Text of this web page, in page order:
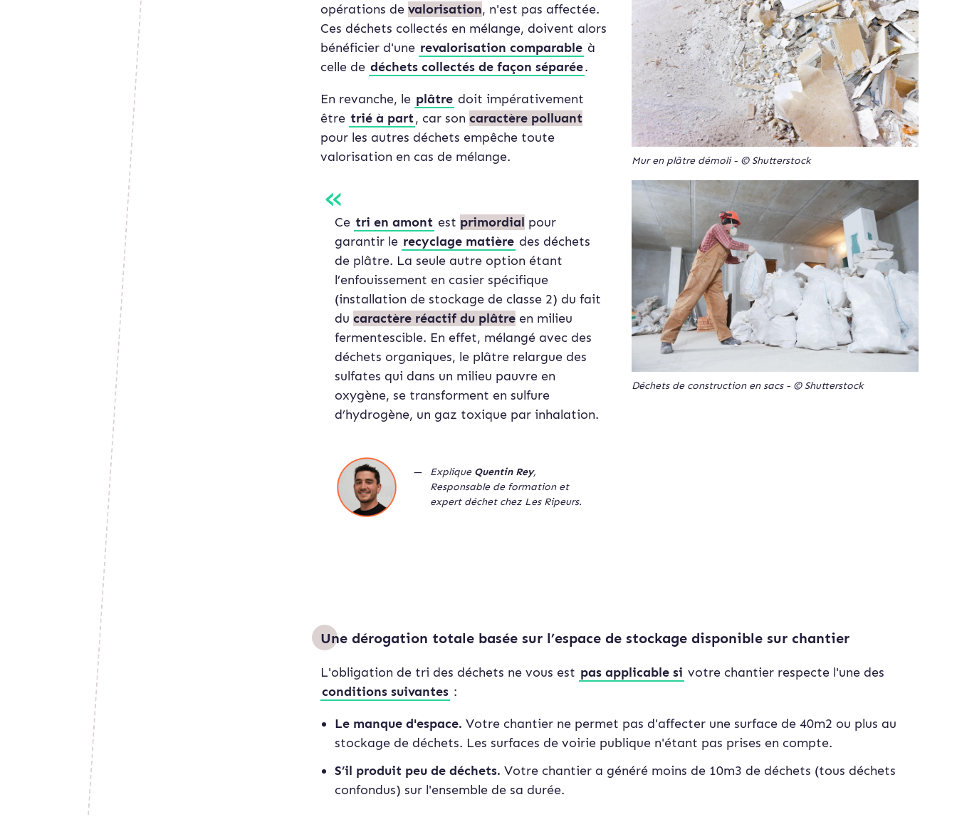
opérations de valorisation, n'est pas affectée.
Ces déchets collectés en mélange, doivent alors
bénéficier d'une revalorisation comparable à
celle de déchets collectés de façon séparée.
En revanche, le plâtre doit impérativement
être trié à part, car son caractère polluant
pour les autres déchets empêche toute
valorisation en cas de mélange.
Ce tri en amont est primordial pour
garantir le recyclage matière des déchets
de plâtre. La seule autre option étant
l’enfouissement en casier spécifique
(installation de stockage de classe 2) du fait
du caractère réactif du plâtre en milieu
fermentescible. En effet, mélangé avec des
déchets organiques, le plâtre relargue des
sulfates qui dans un milieu pauvre en
oxygène, se transforment en sulfure
d’hydrogène, un gaz toxique par inhalation.
Explique Quentin Rey,
Responsable de formation et
expert déchet chez Les Ripeurs.
Mur en plâtre démoli - © Shutterstock
Déchets de construction en sacs - © Shutterstock
Une dérogation totale basée sur l’espace de stockage disponible sur chantier
L'obligation de tri des déchets ne vous est pas applicable si votre chantier respecte l'une des
conditions suivantes :
Le manque d'espace. Votre chantier ne permet pas d'affecter une surface de 40m2 ou plus au
stockage de déchets. Les surfaces de voirie publique n'étant pas prises en compte.
S’il produit peu de déchets. Votre chantier a généré moins de 10m3 de déchets (tous déchets
confondus) sur l'ensemble de sa durée.